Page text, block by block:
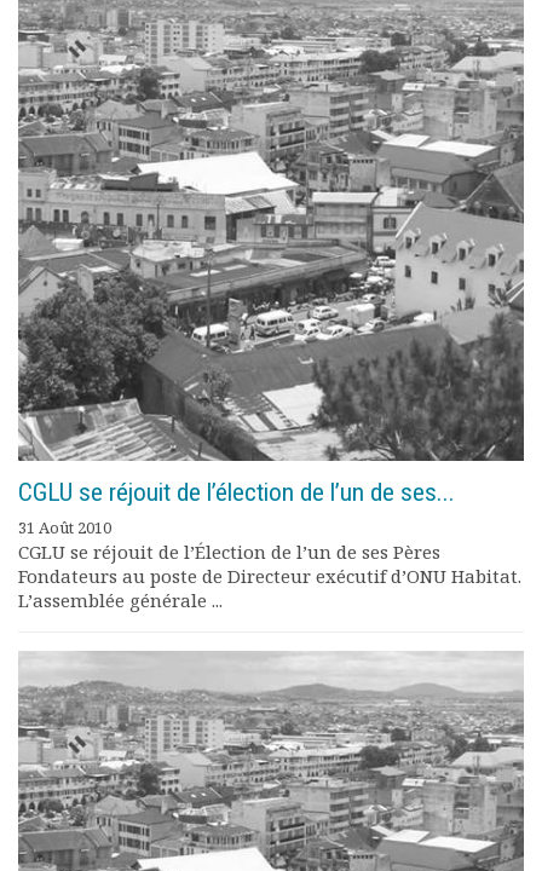
CGLU se réjouit de l’élection de l’un de ses...
31 Août 2010
CGLU se réjouit de l’Élection de l’un de ses Pères
Fondateurs au poste de Directeur exécutif d’ONU Habitat.
L’assemblée générale ...